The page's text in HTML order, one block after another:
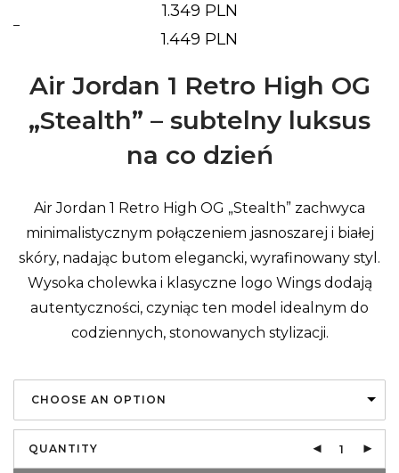
1.349 PLN
–
1.449 PLN
Price
1.449 PLN
Air Jordan 1 Retro High OG
„Stealth” – subtelny luksus
na co dzień
Air Jordan 1 Retro High OG „Stealth” zachwyca
minimalistycznym połączeniem jasnoszarej i białej
skóry, nadając butom elegancki, wyrafinowany styl.
Wysoka cholewka i klasyczne logo Wings dodają
autentyczności, czyniąc ten model idealnym do
codziennych, stonowanych stylizacji.
CHOOSE AN OPTION
QUANTITY